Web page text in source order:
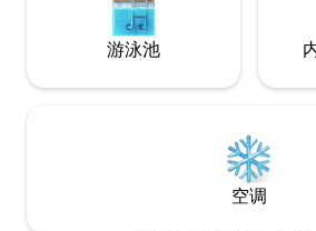
游泳池
空调